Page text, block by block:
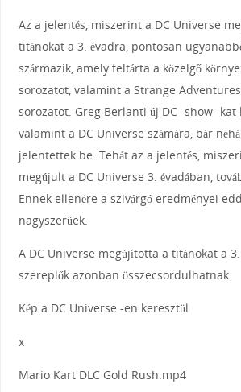
Az a jelentés, miszerint a DC Universe
titánokat a 3. évadra, pontosan
származik, amely feltárta a közelgő
sorozatot, valamint a Strange
sorozatot. Greg Berlanti új DC -show -kat
valamint a DC Universe számára, bár
jelentettek be. Tehát az a jelentés,
megújult a DC Universe 3. évadában,
Ennek ellenére a szivárgó eredményei
nagyszerűek.
A DC Universe megújította a titánokat a
szereplők azonban összecsordulhatnak
Kép a DC Universe -en keresztül
x
Mario Kart DLC Gold Rush.mp4